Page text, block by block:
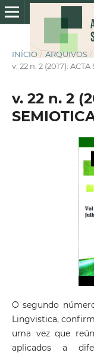
INÍCIO / ARQUIVOS /
v. 22 n. 2 (2017):
v. 22 n. 2
O segundo
Lingvistica,
uma vez que
aplicados a